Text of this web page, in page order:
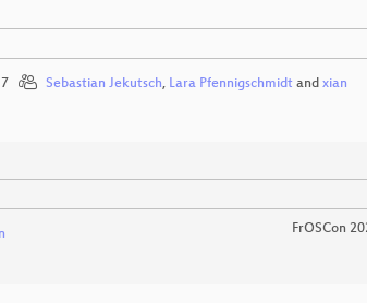
Sebastian Jekutsch, Lara Pfennigschmidtand xian
FrOSCon